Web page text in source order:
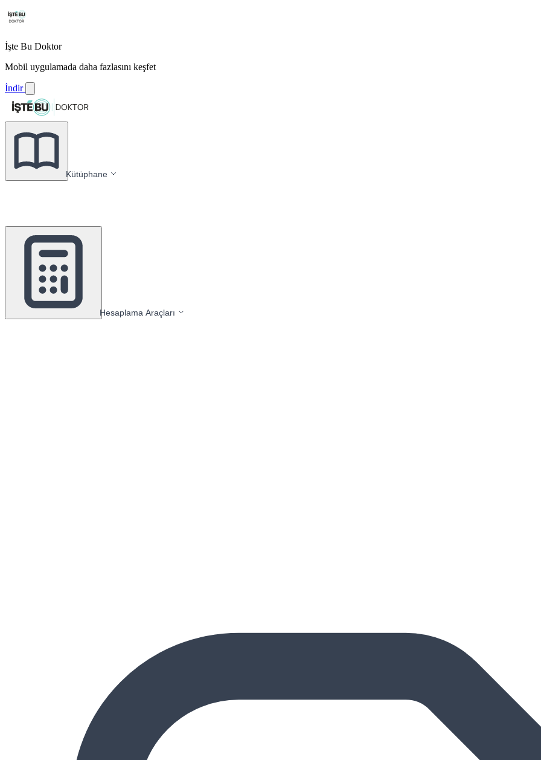
İşte Bu Doktor
Mobil uygulamada daha fazlasını keşfet
İndir
Kütüphane
Hesaplama Araçları